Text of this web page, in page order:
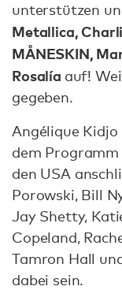
unterstützen
Metallica,
MÅNESKIN,
Rosalía auf!
gegeben.
Angélique
dem
den USA
Porowski, Bill
Jay Shetty,
Copeland,
Tamron Hall
dabei sein.